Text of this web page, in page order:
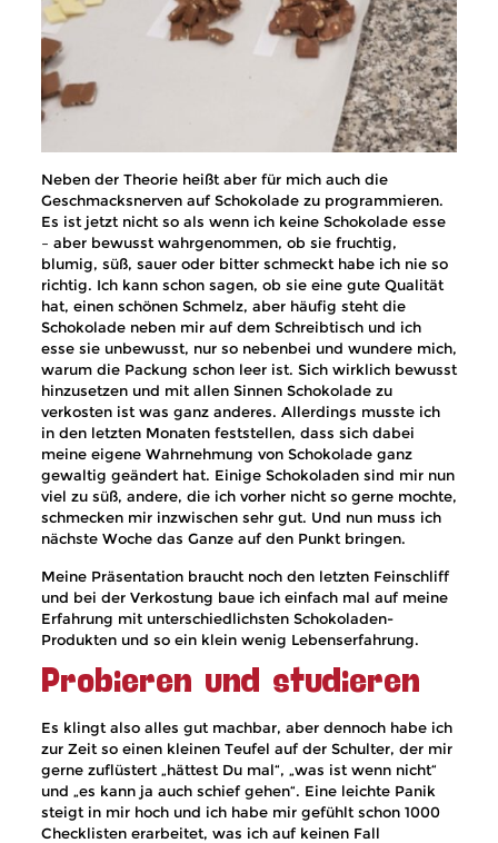
Neben der Theorie heißt aber für mich auch die
Geschmacksnerven auf Schokolade zu programmieren.
Es ist jetzt nicht so als wenn ich keine Schokolade esse
– aber bewusst wahrgenommen, ob sie fruchtig,
blumig, süß, sauer oder bitter schmeckt habe ich nie so
richtig. Ich kann schon sagen, ob sie eine gute Qualität
hat, einen schönen Schmelz, aber häufig steht die
Schokolade neben mir auf dem Schreibtisch und ich
esse sie unbewusst, nur so nebenbei und wundere mich,
warum die Packung schon leer ist. Sich wirklich bewusst
hinzusetzen und mit allen Sinnen Schokolade zu
verkosten ist was ganz anderes. Allerdings musste ich
in den letzten Monaten feststellen, dass sich dabei
meine eigene Wahrnehmung von Schokolade ganz
gewaltig geändert hat. Einige Schokoladen sind mir nun
viel zu süß, andere, die ich vorher nicht so gerne mochte,
schmecken mir inzwischen sehr gut. Und nun muss ich
nächste Woche das Ganze auf den Punkt bringen.
Meine Präsentation braucht noch den letzten Feinschliff
und bei der Verkostung baue ich einfach mal auf meine
Erfahrung mit unterschiedlichsten Schokoladen-
Produkten und so ein klein wenig Lebenserfahrung.
Probieren und studieren
Es klingt also alles gut machbar, aber dennoch habe ich
zur Zeit so einen kleinen Teufel auf der Schulter, der mir
gerne zuflüstert „hättest Du mal“, „was ist wenn nicht“
und „es kann ja auch schief gehen“. Eine leichte Panik
steigt in mir hoch und ich habe mir gefühlt schon 1000
Checklisten erarbeitet, was ich auf keinen Fall